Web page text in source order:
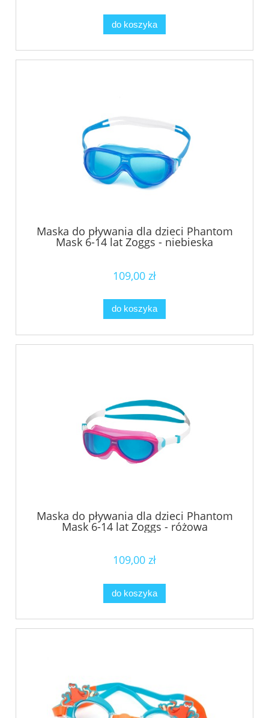
do koszyka
Maska do pływania dla dzieci Phantom
Mask 6-14 lat Zoggs - niebieska
109,00 zł
do koszyka
Maska do pływania dla dzieci Phantom
Mask 6-14 lat Zoggs - różowa
109,00 zł
do koszyka